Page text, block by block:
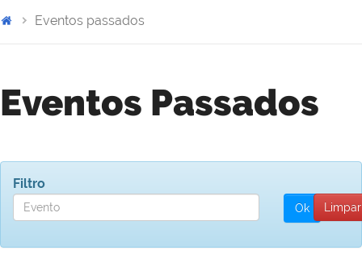
Eventos passados
Eventos Passados
Filtro